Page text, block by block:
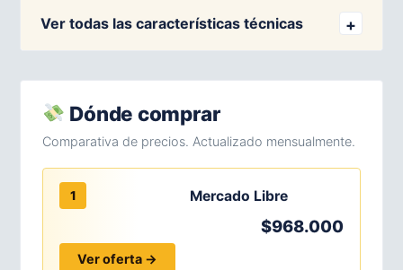
Ver todas las características técnicas
Dónde comprar
Comparativa de precios. Actualizado mensualmente.
1 Mercado Libre
$968.000
Ver oferta →